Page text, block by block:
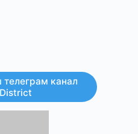
телеграм канал